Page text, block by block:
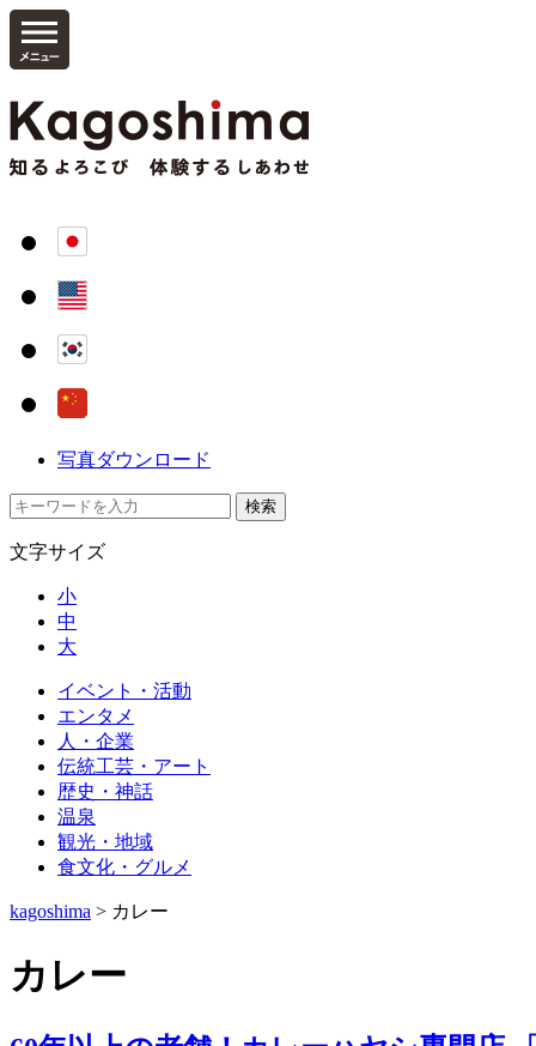
写真ダウンロード
文字サイズ
小
中
大
イベント・活動
エンタメ
人・企業
伝統工芸・アート
歴史・神話
温泉
観光・地域
食文化・グルメ
kagoshima > カレー
カレー